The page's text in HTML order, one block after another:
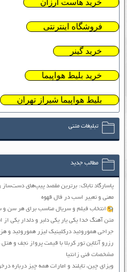
خرید هاست ارزان
فروشگاه اینترنتی
خرید گینر
خرید بلیط هواپیما
بلیط هواپیما شیراز تهران
تبلیغات متنی
مطالب جدید
پاسارگاد تاباک: برترین مقصد پیپ‌های
معنی و تعبیر اسب در فال قهوه
انتخاب فیلم و سریال مناسب برای هر سن
متن آهنگ خدا یکی یار یکی دلبر و دلدار یکی از
جراحی هموروئید درکلینیک لیزر هموروئید و
رزرو آنلاین تور کربلا با قیمت پرواز نجف و هتل
مشخصات فنی زانتیا
ویزای چین، تایلند و امارات همه چیز درباره